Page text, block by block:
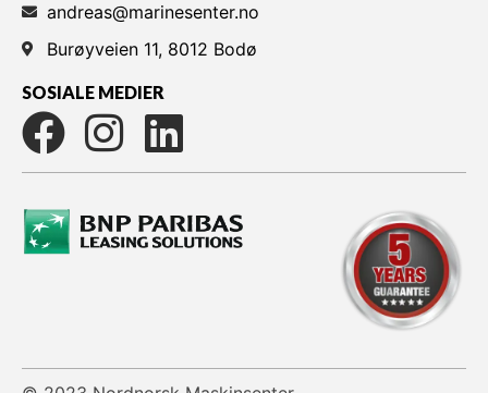
andreas@marinesenter.no
Burøyveien 11, 8012 Bodø
SOSIALE MEDIER